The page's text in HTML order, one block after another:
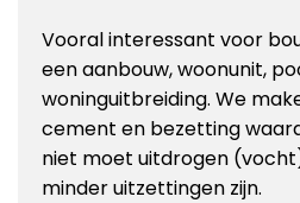
Vooral interessant voor
een aanbouw, woonunit,
woninguitbreiding. We
cement en bezetting
niet moet uitdrogen
minder uitzettingen zijn.